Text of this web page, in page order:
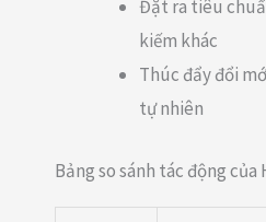
Đặt ra tiêu
kiếm khác
Thúc đẩy đổi
tự nhiên
Bảng so sánh tác động